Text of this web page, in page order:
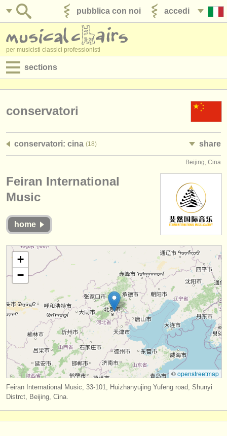
accedi
pubblica con noi
per musicisti classici professionisti
sections
jobs - amministrazione
corsi
concorsi/
strumenti rubati
elenchi:
orchestre e teatri lirici
conservatori
orchestre giovanili
musicalchairs:
riguardo musicalchairs
contattaci
rss feeds
conservatori
conservatori: cina (18) share
Beijing, Cina
Feiran International
Music
home
+
−
©openstreetmap
Feiran International Music, 33-101, Huizhanyujing Yufeng road, Shunyi
Distrct, Beijing, Cina.